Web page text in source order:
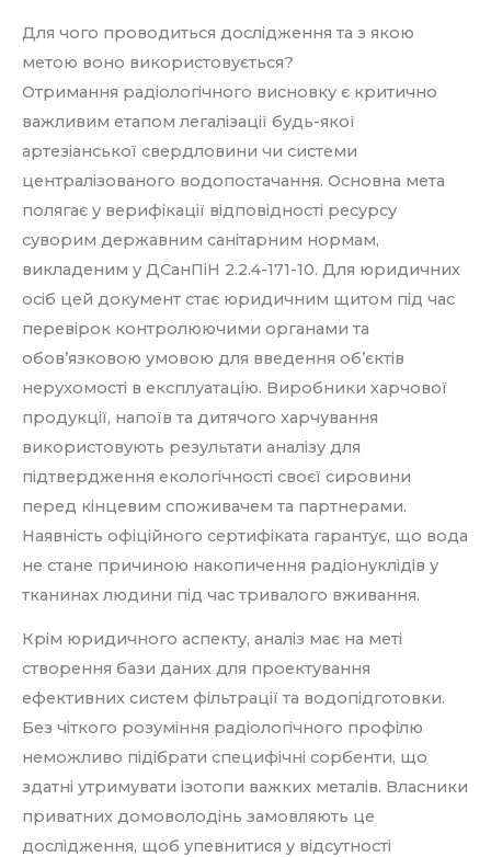
Для чого проводиться дослідження та з якою
метою воно використовується?
Отримання радіологічного висновку є критично
важливим етапом легалізації будь-якої
артезіанської свердловини чи системи
централізованого водопостачання. Основна мета
полягає у верифікації відповідності ресурсу
суворим державним санітарним нормам,
викладеним у ДСанПіН 2.2.4-171-10. Для юридичних
осіб цей документ стає юридичним щитом під час
перевірок контролюючими органами та
обов’язковою умовою для введення об’єктів
нерухомості в експлуатацію. Виробники харчової
продукції, напоїв та дитячого харчування
використовують результати аналізу для
підтвердження екологічності своєї сировини
перед кінцевим споживачем та партнерами.
Наявність офіційного сертифіката гарантує, що вода
не стане причиною накопичення радіонуклідів у
тканинах людини під час тривалого вживання.
Крім юридичного аспекту, аналіз має на меті
створення бази даних для проектування
ефективних систем фільтрації та водопідготовки.
Без чіткого розуміння радіологічного профілю
неможливо підібрати специфічні сорбенти, що
здатні утримувати ізотопи важких металів. Власники
приватних домоволодінь замовляють це
дослідження, щоб упевнитися у відсутності